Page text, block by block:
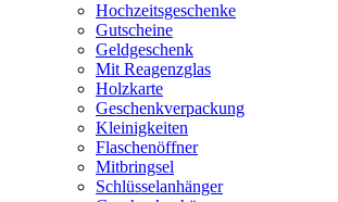
Hochzeitsgeschenke
Gutscheine
Geldgeschenk
Mit Reagenzglas
Holzkarte
Geschenkverpackung
Kleinigkeiten
Flaschenöffner
Mitbringsel
Schlüsselanhänger